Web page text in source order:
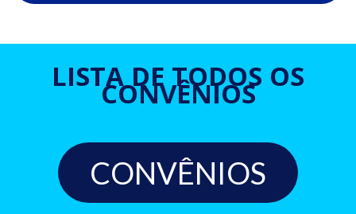
LISTA DE TODOS OS
CONVÊNIOS
CONVÊNIOS